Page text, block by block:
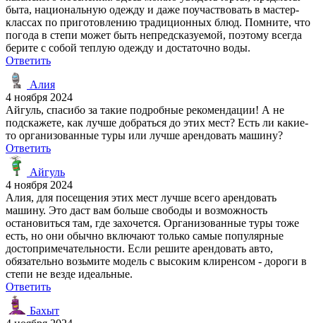
быта, национальную одежду и даже поучаствовать в мастер-
классах по приготовлению традиционных блюд. Помните, что
погода в степи может быть непредсказуемой, поэтому всегда
берите с собой теплую одежду и достаточно воды.
Ответить
Алия
4 ноября 2024
Айгуль, спасибо за такие подробные рекомендации! А не
подскажете, как лучше добраться до этих мест? Есть ли какие-
то организованные туры или лучше арендовать машину?
Ответить
Айгуль
4 ноября 2024
Алия, для посещения этих мест лучше всего арендовать
машину. Это даст вам больше свободы и возможность
остановиться там, где захочется. Организованные туры тоже
есть, но они обычно включают только самые популярные
достопримечательности. Если решите арендовать авто,
обязательно возьмите модель с высоким клиренсом - дороги в
степи не везде идеальные.
Ответить
Бахыт